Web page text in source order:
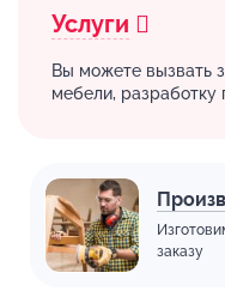
Услуги
Вы можете вызвать
мебели, разработку
заказу